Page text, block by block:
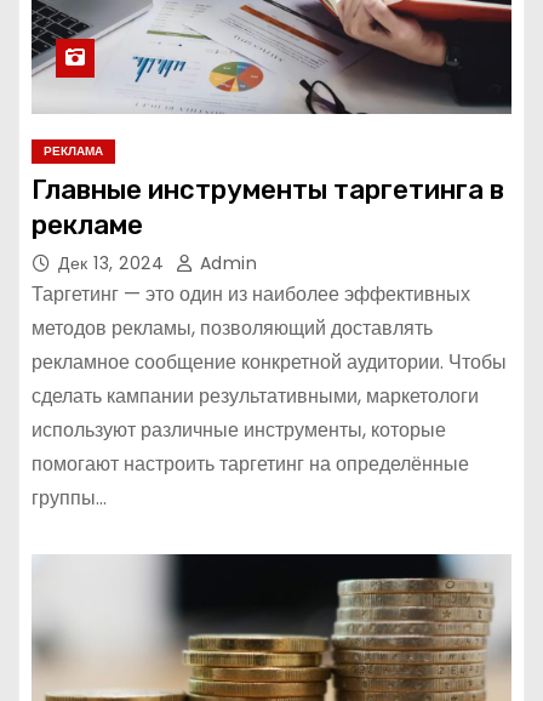
РЕКЛАМА
Главные инструменты таргетинга в
рекламе
Дек 13, 2024 Admin
Таргетинг — это один из наиболее эффективных
методов рекламы, позволяющий доставлять
рекламное сообщение конкретной аудитории. Чтобы
сделать кампании результативными, маркетологи
используют различные инструменты, которые
помогают настроить таргетинг на определённые
группы…